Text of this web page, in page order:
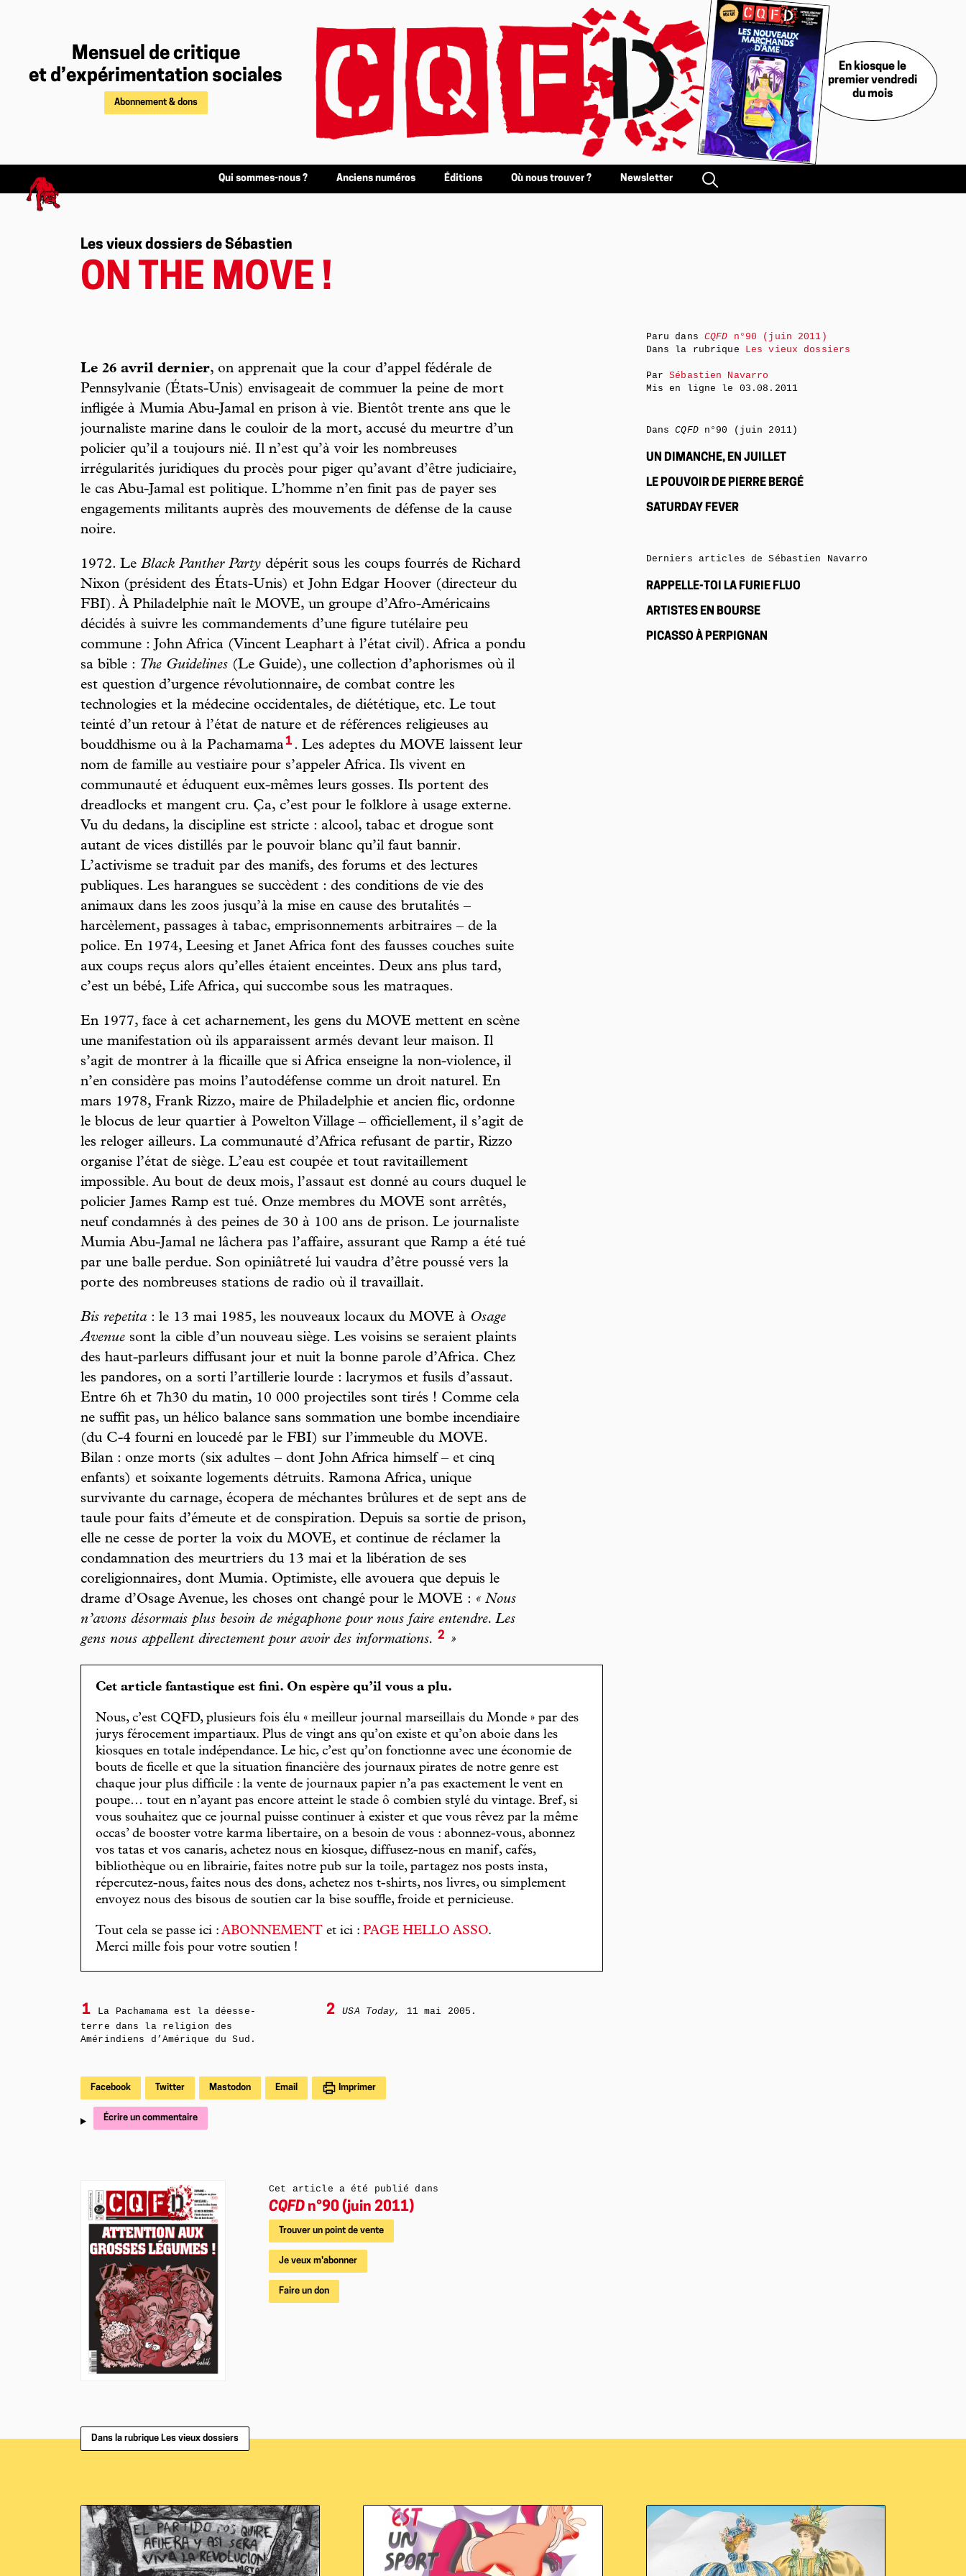
Mensuel de critique
et d’expérimentation sociales
Abonnement & dons
En kiosque le
premier vendredi
du mois
Qui sommes-nous ? Anciens numéros Éditions Où nous trouver ? Newsletter
Les vieux dossiers de Sébastien
ON THE MOVE !
Le 26 avril dernier, on apprenait que la cour d’appel fédérale de
Pennsylvanie (États-Unis) envisageait de commuer la peine de mort
infligée à Mumia Abu-Jamal en prison à vie. Bientôt trente ans que le
journaliste marine dans le couloir de la mort, accusé du meurtre d’un
policier qu’il a toujours nié. Il n’est qu’à voir les nombreuses
irrégularités juridiques du procès pour piger qu’avant d’être judiciaire,
le cas Abu-Jamal est politique. L’homme n’en finit pas de payer ses
engagements militants auprès des mouvements de défense de la cause
noire.
1972. Le Black Panther Party dépérit sous les coups fourrés de Richard
Nixon (président des États-Unis) et John Edgar Hoover (directeur du
FBI). À Philadelphie naît le MOVE, un groupe d’Afro-Américains
décidés à suivre les commandements d’une figure tutélaire peu
commune : John Africa (Vincent Leaphart à l’état civil). Africa a pondu
sa bible : The Guidelines (Le Guide), une collection d’aphorismes où il
est question d’urgence révolutionnaire, de combat contre les
technologies et la médecine occidentales, de diététique, etc. Le tout
teinté d’un retour à l’état de nature et de références religieuses au
bouddhisme ou à la Pachamama1 . Les adeptes du MOVE laissent leur
nom de famille au vestiaire pour s’appeler Africa. Ils vivent en
communauté et éduquent eux-mêmes leurs gosses. Ils portent des
dreadlocks et mangent cru. Ça, c’est pour le folklore à usage externe.
Vu du dedans, la discipline est stricte : alcool, tabac et drogue sont
autant de vices distillés par le pouvoir blanc qu’il faut bannir.
L’activisme se traduit par des manifs, des forums et des lectures
publiques. Les harangues se succèdent : des conditions de vie des
animaux dans les zoos jusqu’à la mise en cause des brutalités –
harcèlement, passages à tabac, emprisonnements arbitraires – de la
police. En 1974, Leesing et Janet Africa font des fausses couches suite
aux coups reçus alors qu’elles étaient enceintes. Deux ans plus tard,
c’est un bébé, Life Africa, qui succombe sous les matraques.
En 1977, face à cet acharnement, les gens du MOVE mettent en scène
une manifestation où ils apparaissent armés devant leur maison. Il
s’agit de montrer à la flicaille que si Africa enseigne la non-violence, il
n’en considère pas moins l’autodéfense comme un droit naturel. En
mars 1978, Frank Rizzo, maire de Philadelphie et ancien flic, ordonne
le blocus de leur quartier à Powelton Village – officiellement, il s’agit de
les reloger ailleurs. La communauté d’Africa refusant de partir, Rizzo
organise l’état de siège. L’eau est coupée et tout ravitaillement
impossible. Au bout de deux mois, l’assaut est donné au cours duquel le
policier James Ramp est tué. Onze membres du MOVE sont arrêtés,
neuf condamnés à des peines de 30 à 100 ans de prison. Le journaliste
Mumia Abu-Jamal ne lâchera pas l’affaire, assurant que Ramp a été tué
par une balle perdue. Son opiniâtreté lui vaudra d’être poussé vers la
porte des nombreuses stations de radio où il travaillait.
Bis repetita : le 13 mai 1985, les nouveaux locaux du MOVE à Osage
Avenue sont la cible d’un nouveau siège. Les voisins se seraient plaints
des haut-parleurs diffusant jour et nuit la bonne parole d’Africa. Chez
les pandores, on a sorti l’artillerie lourde : lacrymos et fusils d’assaut.
Entre 6h et 7h30 du matin, 10 000 projectiles sont tirés ! Comme cela
ne suffit pas, un hélico balance sans sommation une bombe incendiaire
(du C-4 fourni en loucedé par le FBI) sur l’immeuble du MOVE.
Bilan : onze morts (six adultes – dont John Africa himself – et cinq
enfants) et soixante logements détruits. Ramona Africa, unique
survivante du carnage, écopera de méchantes brûlures et de sept ans de
taule pour faits d’émeute et de conspiration. Depuis sa sortie de prison,
elle ne cesse de porter la voix du MOVE, et continue de réclamer la
condamnation des meurtriers du 13 mai et la libération de ses
coreligionnaires, dont Mumia. Optimiste, elle avouera que depuis le
drame d’Osage Avenue, les choses ont changé pour le MOVE : « Nous
n’avons désormais plus besoin de mégaphone pour nous faire entendre. Les
gens nous appellent directement pour avoir des informations. 2 »
Cet article fantastique est fini. On espère qu’il vous a plu.
Nous, c’est CQFD, plusieurs fois élu « meilleur journal marseillais du Monde » par des
jurys férocement impartiaux. Plus de vingt ans qu’on existe et qu’on aboie dans les
kiosques en totale indépendance. Le hic, c’est qu’on fonctionne avec une économie de
bouts de ficelle et que la situation financière des journaux pirates de notre genre est
chaque jour plus difficile : la vente de journaux papier n’a pas exactement le vent en
poupe… tout en n’ayant pas encore atteint le stade ô combien stylé du vintage. Bref, si
vous souhaitez que ce journal puisse continuer à exister et que vous rêvez par la même
occas’ de booster votre karma libertaire, on a besoin de vous : abonnez-vous, abonnez
vos tatas et vos canaris, achetez nous en kiosque, diffusez-nous en manif, cafés,
bibliothèque ou en librairie, faites notre pub sur la toile, partagez nos posts insta,
répercutez-nous, faites nous des dons, achetez nos t-shirts, nos livres, ou simplement
envoyez nous des bisous de soutien car la bise souffle, froide et pernicieuse.
Tout cela se passe ici : ABONNEMENT et ici : PAGE HELLO ASSO.
Merci mille fois pour votre soutien !
1
La Pachamama est la déesse-
terre dans la religion des
Amérindiens d’Amérique du Sud.
2 USA Today, 11 mai 2005.
Facebook Twitter Mastodon Email Imprimer
Écrire un commentaire
Cet article a été publié dans
CQFD n°90 (juin 2011)
Trouver un point de vente
Je veux m'abonner
Faire un don
Paru dans CQFD n°90 (juin 2011)
Dans la rubrique Les vieux dossiers
ParSébastien Navarro
Mis en ligne le 03.08.2011
DansCQFDn°90 (juin 2011)
UN DIMANCHE, EN JUILLET
LE POUVOIR DE PIERRE BERGÉ
SATURDAY FEVER
Derniers articles de Sébastien Navarro
RAPPELLE-TOI LA FURIE FLUO
ARTISTES EN BOURSE
PICASSO À PERPIGNAN
Dans la rubrique Les vieux dossiers